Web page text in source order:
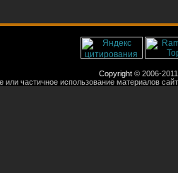
Copyright © 2006-
или частичное использование материалов